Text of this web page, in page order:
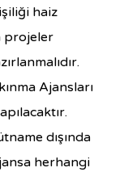
haiz
projeler
Ajansları
dışında
herhangi